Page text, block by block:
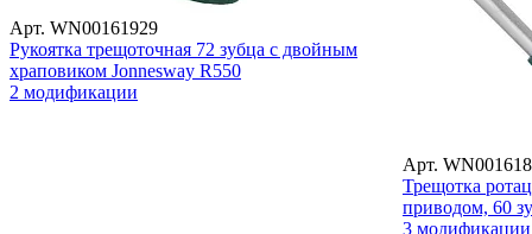
Арт. WN00161929
Рукоятка трещоточная 72 зубца с двойным
храповиком Jonnesway R550
2 модификации
Арт.
Трещотка
приводом, 60
3 модификации